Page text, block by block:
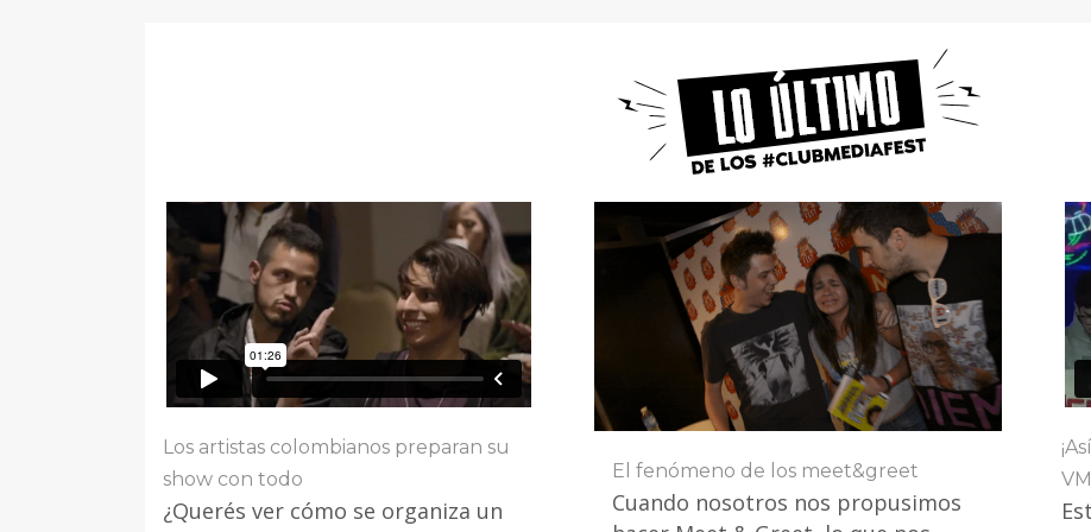
Los artistas colombianos preparan su
show con todo
¿Querés ver cómo se organiza un
El fenómeno de los meet&greet
Cuando nosotros nos propusimos